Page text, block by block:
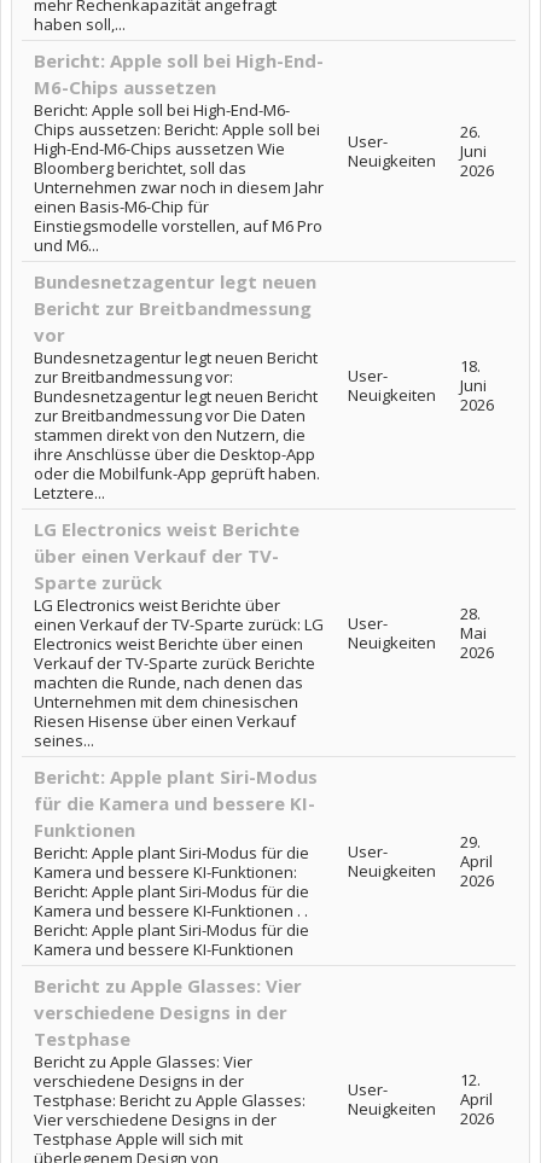
mehr Rechenkapazität angefragt
haben soll,...
Bericht: Apple soll bei High-End-
M6-Chips aussetzen
Bericht: Apple soll bei High-End-M6-
Chips aussetzen: Bericht: Apple soll bei
High-End-M6-Chips aussetzen Wie
Bloomberg berichtet, soll das
Unternehmen zwar noch in diesem Jahr
einen Basis-M6-Chip für
Einstiegsmodelle vorstellen, auf M6 Pro
und M6...
User-
Neuigkeiten
26.
Juni
2026
Bundesnetzagentur legt neuen
Bericht zur Breitbandmessung
vor
Bundesnetzagentur legt neuen Bericht
zur Breitbandmessung vor:
Bundesnetzagentur legt neuen Bericht
zur Breitbandmessung vor Die Daten
stammen direkt von den Nutzern, die
ihre Anschlüsse über die Desktop-App
oder die Mobilfunk-App geprüft haben.
Letztere...
User-
Neuigkeiten
18.
Juni
2026
LG Electronics weist Berichte
über einen Verkauf der TV-
Sparte zurück
LG Electronics weist Berichte über
einen Verkauf der TV-Sparte zurück: LG
Electronics weist Berichte über einen
Verkauf der TV-Sparte zurück Berichte
machten die Runde, nach denen das
Unternehmen mit dem chinesischen
Riesen Hisense über einen Verkauf
seines...
User-
Neuigkeiten
28.
Mai
2026
Bericht: Apple plant Siri-Modus
für die Kamera und bessere KI-
Funktionen
Bericht: Apple plant Siri-Modus für die
Kamera und bessere KI-Funktionen:
Bericht: Apple plant Siri-Modus für die
Kamera und bessere KI-Funktionen . .
Bericht: Apple plant Siri-Modus für die
Kamera und bessere KI-Funktionen
User-
Neuigkeiten
29.
April
2026
Bericht zu Apple Glasses: Vier
verschiedene Designs in der
Testphase
Bericht zu Apple Glasses: Vier
verschiedene Designs in der
Testphase: Bericht zu Apple Glasses:
Vier verschiedene Designs in der
Testphase Apple will sich mit
überlegenem Design von
User-
Neuigkeiten
12.
April
2026